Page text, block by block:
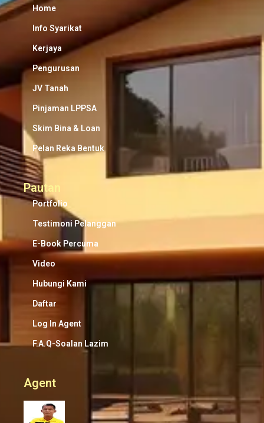
Home
Info Syarikat
Kerjaya
Pengurusan
JV Tanah
Pinjaman LPPSA
Skim Bina & Loan
Pelan Reka Bentuk
Pautan
Portfolio
Testimoni Pelanggan
E-Book Percuma
Video
Hubungi Kami
Daftar
Log In Agent
F.A.Q-Soalan Lazim
Agent